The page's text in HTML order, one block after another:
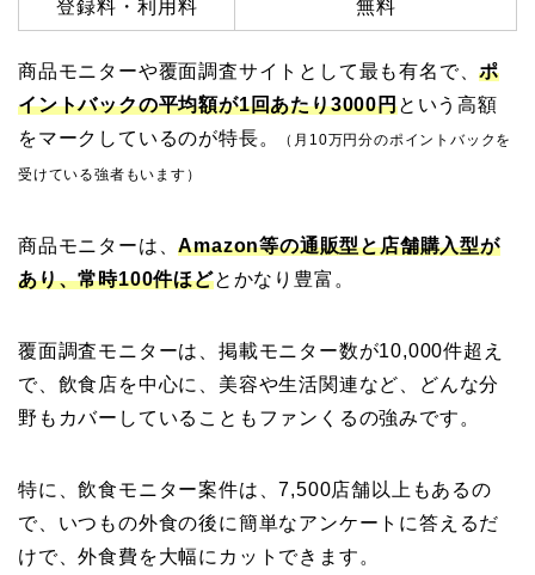
登録料・利用料 無料
商品モニターや覆面調査サイトとして最も有名で、ポ
イントバックの平均額が1回あたり3000円という高額
をマークしているのが特長。
（月10万円分のポイントバックを
受けている強者もいます）
商品モニターは、Amazon等の通販型と店舗購入型が
あり、常時100件ほどとかなり豊富。
覆面調査モニターは、掲載モニター数が10,000件超え
で、飲食店を中心に、美容や生活関連など、どんな分
野もカバーしていることもファンくるの強みです。
特に、飲食モニター案件は、7,500店舗以上もあるの
で、いつもの外食の後に簡単なアンケートに答えるだ
けで、外食費を大幅にカットできます。